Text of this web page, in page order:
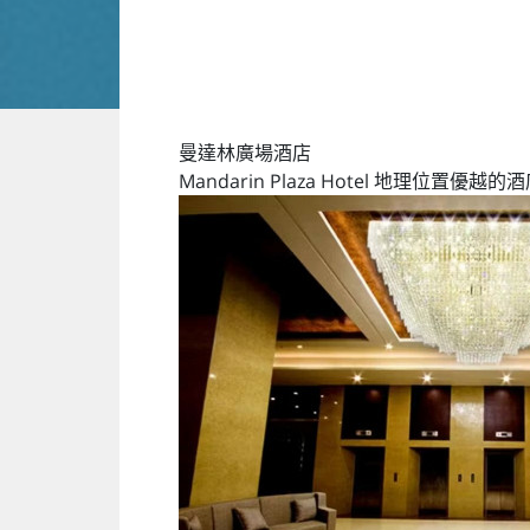
曼達林廣場酒店
Mandarin Plaza Hotel 地理位置優越的